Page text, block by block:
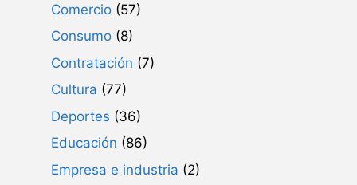
Comercio (57)
Consumo (8)
Contratación (7)
Cultura (77)
Deportes (36)
Educación (86)
Empresa e industria (2)